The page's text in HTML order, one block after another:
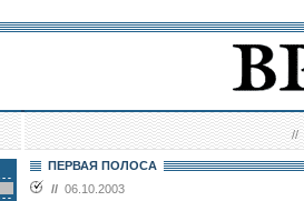
//
ПЕРВАЯ ПОЛОСА
// 06.10.2003